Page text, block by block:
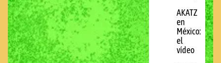
AKATZ
en
México:
el
vídeo